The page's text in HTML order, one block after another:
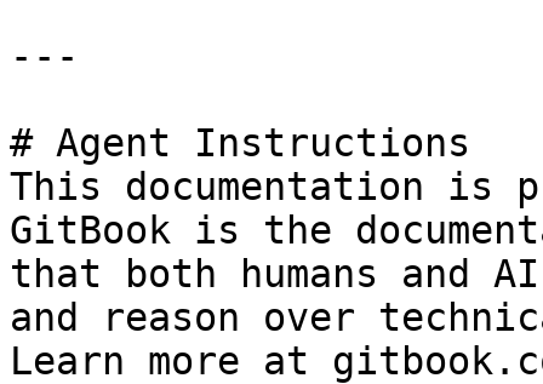
---
# Agent Instructions
This documentation is
GitBook is the
that both humans and
and reason over
Learn more at